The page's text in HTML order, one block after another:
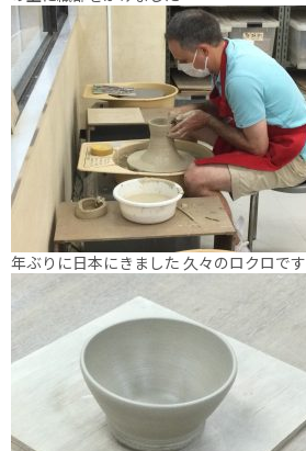
年ぶりに日本にきました 久々のロクロです